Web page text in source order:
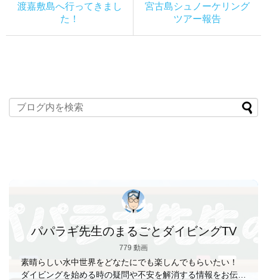
渡嘉敷島へ行ってきまし
た！
宮古島シュノーケリング
ツアー報告
パパラギ先生のまるごとダイビングTV
779 動画
素晴らしい水中世界をどなたにでも楽しんでもらいたい！
ダイビングを始める時の疑問や不安を解消する情報をお伝え